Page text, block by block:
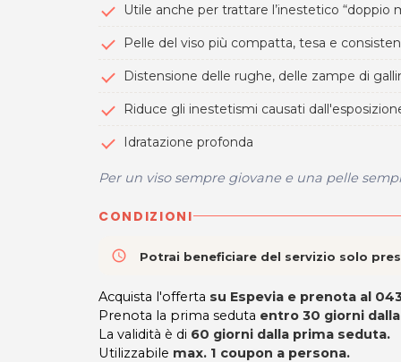
Utile anche per trattare l’inestetico “doppio
Pelle del viso più compatta, tesa e
Distensione delle rughe, delle zampe di
Riduce gli inestetismi causati
Idratazione profonda
Per un viso sempre giovane e una pelle
CONDIZIONI
access_time Potrai beneficiare del servizio solo
Acquista l'offerta su Espevia e prenota al
Prenota la prima seduta entro 30 giorni
La validità è di 60 giorni dalla prima seduta.
Utilizzabile max. 1 coupon a persona.